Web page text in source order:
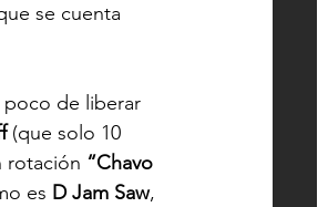
se cuenta
poco de liberar
(que solo 10
rotación “Chavo
es D Jam Saw,